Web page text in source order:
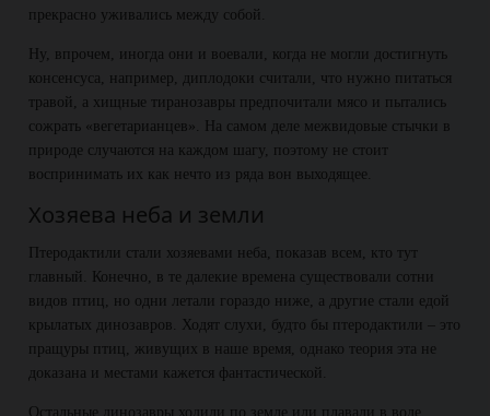
прекрасно уживались между собой.
Ну, впрочем, иногда они и воевали, когда не могли достигнуть
консенсуса, например, диплодоки считали, что нужно питаться
травой, а хищные тиранозавры предпочитали мясо и пытались
сожрать «вегетарианцев». На самом деле межвидовые стычки в
природе случаются на каждом шагу, поэтому не стоит
воспринимать их как нечто из ряда вон выходящее.
Хозяева неба и земли
Птеродактили стали хозяевами неба, показав всем, кто тут
главный. Конечно, в те далекие времена существовали сотни
видов птиц, но одни летали гораздо ниже, а другие стали едой
крылатых динозавров. Ходят слухи, будто бы птеродактили – это
пращуры птиц, живущих в наше время, однако теория эта не
доказана и местами кажется фантастической.
Остальные динозавры ходили по земле или плавали в воде.